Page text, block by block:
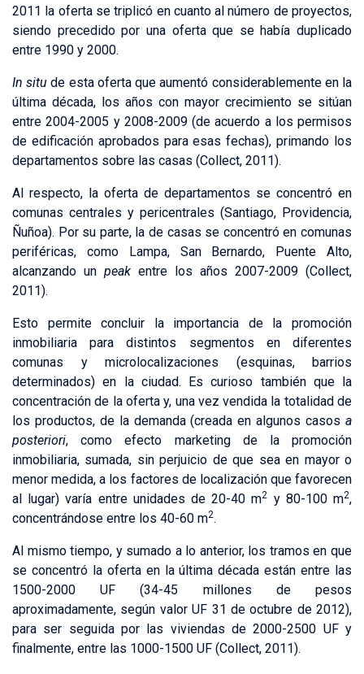
2011 la oferta se triplicó en cuanto al número de proyectos,
siendo precedido por una oferta que se había duplicado
entre 1990 y 2000.
In situ de esta oferta que aumentó considerablemente en la
última década, los años con mayor crecimiento se sitúan
entre 2004-2005 y 2008-2009 (de acuerdo a los permisos
de edificación aprobados para esas fechas), primando los
departamentos sobre las casas (Collect, 2011).
Al respecto, la oferta de departamentos se concentró en
comunas centrales y pericentrales (Santiago, Providencia,
Ñuñoa). Por su parte, la de casas se concentró en comunas
periféricas, como Lampa, San Bernardo, Puente Alto,
alcanzando un peak entre los años 2007-2009 (Collect,
2011).
Esto permite concluir la importancia de la promoción
inmobiliaria para distintos segmentos en diferentes
comunas y microlocalizaciones (esquinas, barrios
determinados) en la ciudad. Es curioso también que la
concentración de la oferta y, una vez vendida la totalidad de
los productos, de la demanda (creada en algunos casos a
posteriori, como efecto marketing de la promoción
inmobiliaria, sumada, sin perjuicio de que sea en mayor o
menor medida, a los factores de localización que favorecen
al lugar) varía entre unidades de 20-40 m2 y 80-100 m2,
concentrándose entre los 40-60 m2.
Al mismo tiempo, y sumado a lo anterior, los tramos en que
se concentró la oferta en la última década están entre las
1500-2000 UF (34-45 millones de pesos
aproximadamente, según valor UF 31 de octubre de 2012),
para ser seguida por las viviendas de 2000-2500 UF y
finalmente, entre las 1000-1500 UF (Collect, 2011).